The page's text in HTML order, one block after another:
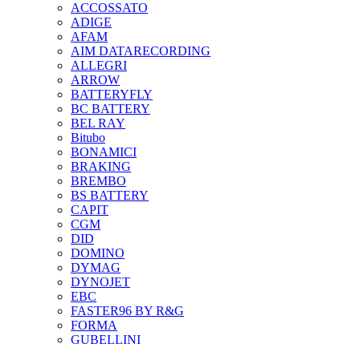
ACCOSSATO
ADIGE
AFAM
AIM DATARECORDING
ALLEGRI
ARROW
BATTERYFLY
BC BATTERY
BEL RAY
Bitubo
BONAMICI
BRAKING
BREMBO
BS BATTERY
CAPIT
CGM
DID
DOMINO
DYMAG
DYNOJET
EBC
FASTER96 BY R&G
FORMA
GUBELLINI